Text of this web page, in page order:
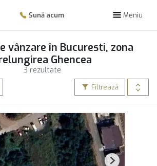
Sună acum Meniu
3 rezultate
vânzare în Bucuresti, zona
Ghencea
Filtrează